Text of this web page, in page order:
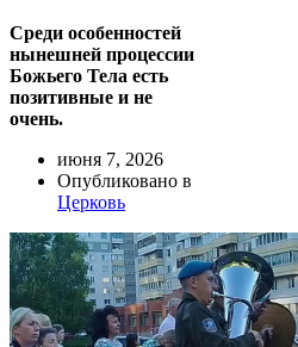
Среди особенностей
нынешней процессии
Божьего Тела есть
позитивные и не
очень.
июня 7, 2026
Опубликовано в
Церковь